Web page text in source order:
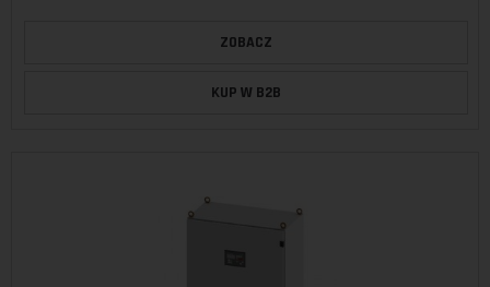
ZOBACZ
KUP W B2B